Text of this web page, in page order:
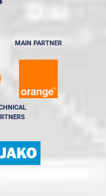
MAIN PARTNER